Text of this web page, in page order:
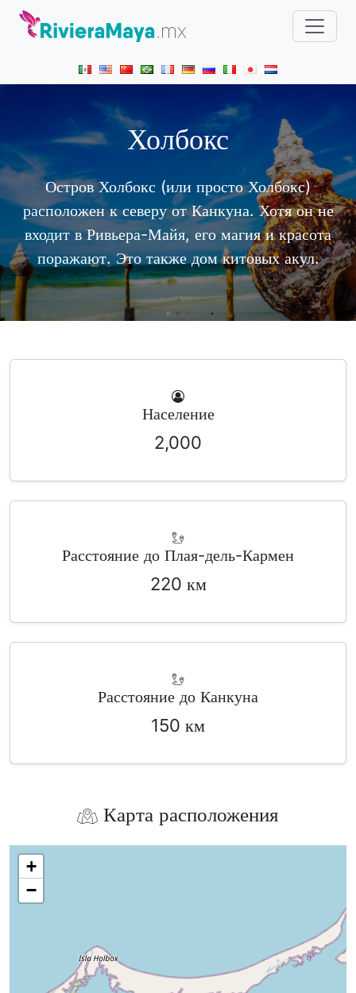
Холбокс
Остров Холбокс (или просто Холбокс)
расположен к северу от Канкуна. Хотя он не
входит в Ривьера-Майя, его магия и красота
поражают. Это также дом китовых акул.
Население
2,000
Расстояние до Плая-дель-Кармен
220 км
Расстояние до Канкуна
150 км
Карта расположения
+
−